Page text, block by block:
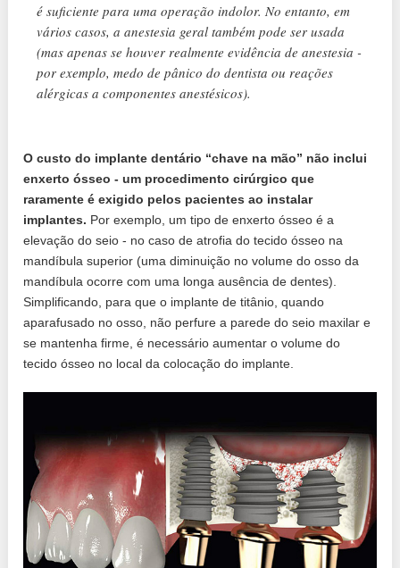
é suficiente para uma operação indolor. No entanto, em
vários casos, a anestesia geral também pode ser usada
(mas apenas se houver realmente evidência de anestesia -
por exemplo, medo de pânico do dentista ou reações
alérgicas a componentes anestésicos).
O custo do implante dentário “chave na mão” não inclui
enxerto ósseo - um procedimento cirúrgico que
raramente é exigido pelos pacientes ao instalar
implantes. Por exemplo, um tipo de enxerto ósseo é a
elevação do seio - no caso de atrofia do tecido ósseo na
mandíbula superior (uma diminuição no volume do osso da
mandíbula ocorre com uma longa ausência de dentes).
Simplificando, para que o implante de titânio, quando
aparafusado no osso, não perfure a parede do seio maxilar e
se mantenha firme, é necessário aumentar o volume do
tecido ósseo no local da colocação do implante.